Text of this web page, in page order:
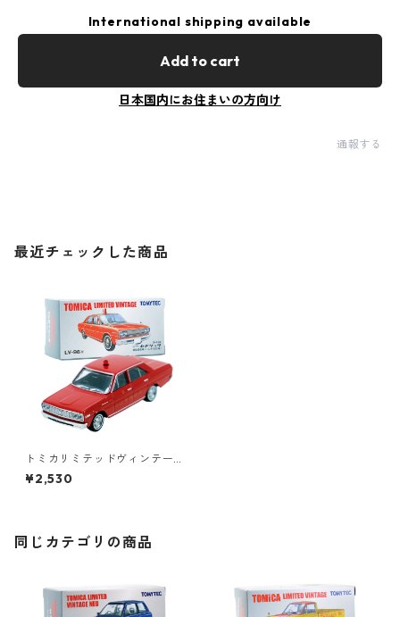
International shipping available
Add to cart
日本国内にお住まいの方向け
通報する
最近チェックした商品
トミカリミテッドヴィンテー
ジ LV-96a ニッサン セドリッ
ク 消防指令車 小山市消防署 #
¥2,530
同じカテゴリの商品